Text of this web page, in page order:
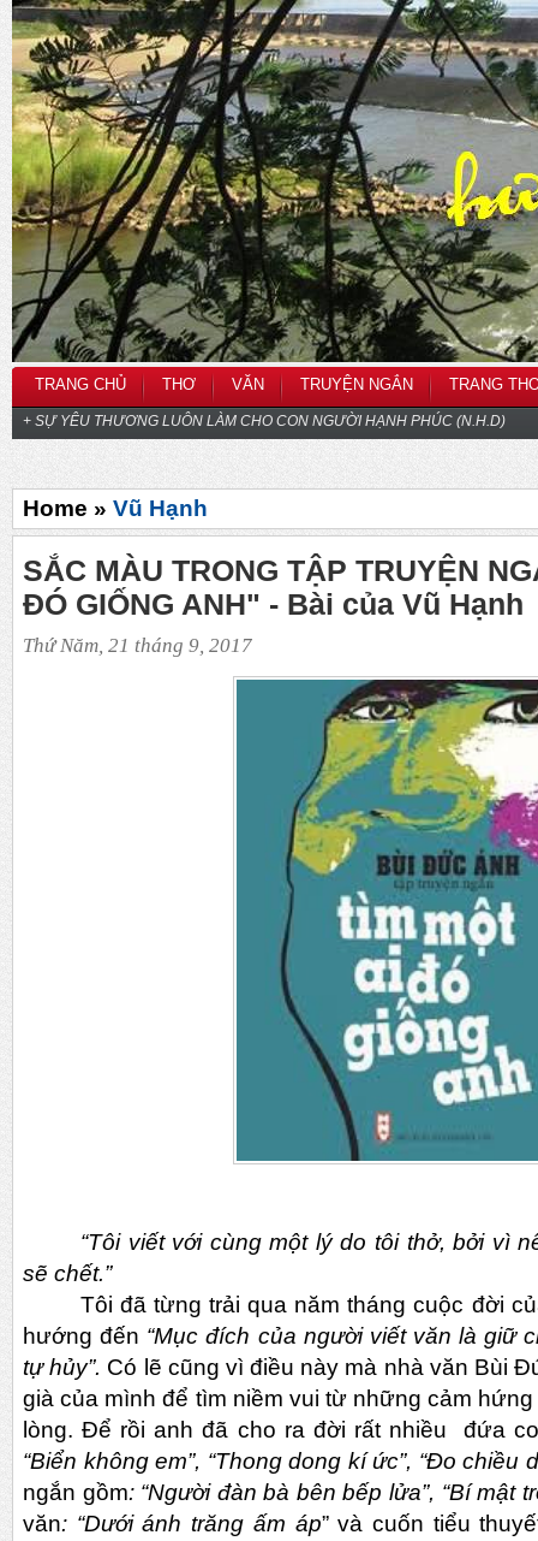
TRANG CHỦ THƠ VĂN TRUYỆN NGẮN TRANG
+ SỰ YÊU THƯƠNG LUÔN LÀM CHO CON NGƯỜI HẠNH PHÚC (N.H.D)
Home » Vũ Hạnh
SẮC MÀU TRONG TẬP TRUYỆN
ĐÓ GIỐNG ANH" - Bài của Vũ Hạnh
Thứ Năm, 21 tháng 9, 2017
“Tôi viết với cùng một lý do tôi thở, bởi vì
sẽ chết.”
Tôi đã từng trải qua năm tháng cuộc đời
hướng đến “Mục đích của người viết văn là giữ
tự hủy”. Có lẽ cũng vì điều này mà nhà văn Bùi
già của mình để tìm niềm vui từ những cảm
lòng. Để rồi anh đã cho ra đời rất nhiều đứa
“Biển không em”, “Thong dong kí ức”, “Đo chiều
ngắn gồm: “Người đàn bà bên bếp lửa”, “Bí mật
văn: “Dưới ánh trăng ấm áp” và cuốn tiểu